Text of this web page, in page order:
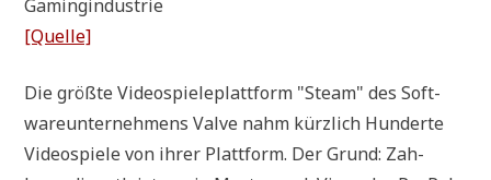
Gamingindustrie
[Quel­le]
Die größ­te Video­spie­le­platt­form "Steam" des Soft­
ware­un­ter­neh­mens Val­ve nahm kürz­lich Hun­der­te
Video­spie­le von ihrer Platt­form. Der Grund: Zah­